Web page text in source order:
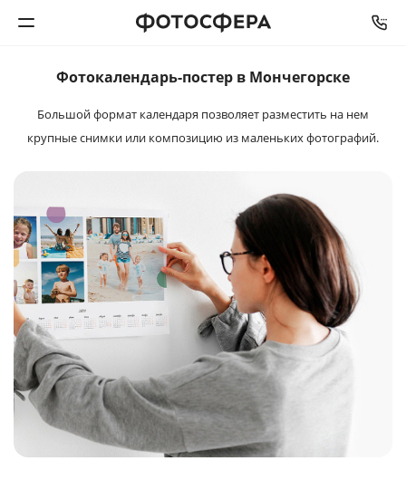
Фотокниги
Интерьерная печать
Фотоподарки
Багетная мастерская
Полиграфия
Услуги и сервис
Фотокалендарь-постер в Мончегорске
Большой формат календаря позволяет разместить на нем
крупные снимки или композицию из маленьких фотографий.